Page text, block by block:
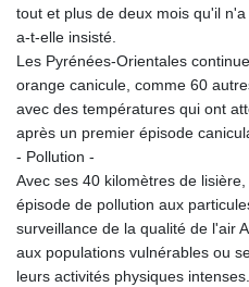
tout et plus de deux mois qu'il
a-t-elle insisté.
Les Pyrénées-Orientales
orange canicule, comme 60
avec des températures qui ont
après un premier épisode
- Pollution -
Avec ses 40 kilomètres de
épisode de pollution aux
surveillance de la qualité de l'air
aux populations vulnérables ou
leurs activités physiques intenses.